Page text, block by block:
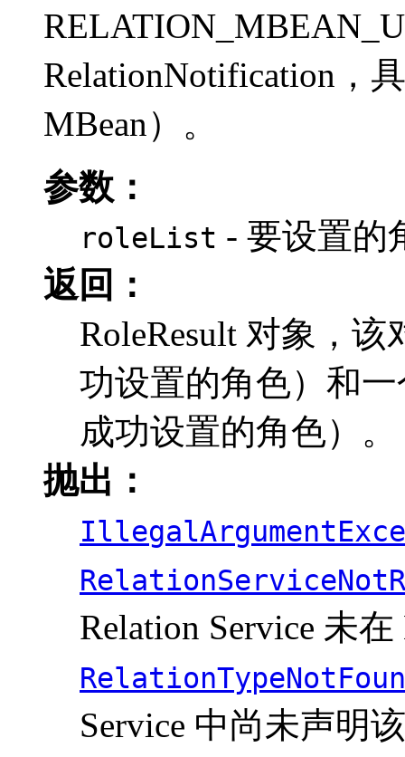
RelationNotification，
MBean）。
参数：
roleList - 要设置的
返回：
RoleResult 对象，
功设置的角色）和一
成功设置的角色）。
抛出：
Relation Service 未
Service 中尚未声明